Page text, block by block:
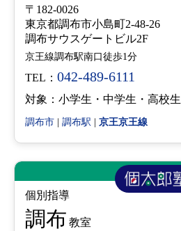
〒182-0026
東京都調布市小島町2-48-26
調布サウスゲートビル2F
京王線調布駅南口徒歩1分
TEL： 042-489-6111
対象：小学生・中学生・高校生
調布市 調布駅 京王京王線
個別指導
調布 教室